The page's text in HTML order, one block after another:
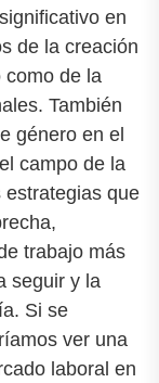
en
de la creación
como de la
También
género en el
campo de la
que
trabajo más
seguir y la
Si se
ver una
laboral en